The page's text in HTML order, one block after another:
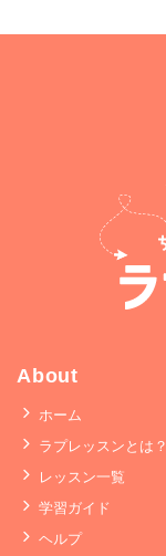
About
ホーム
ラプレッスンとは？
レッスン一覧
学習ガイド
ヘルプ